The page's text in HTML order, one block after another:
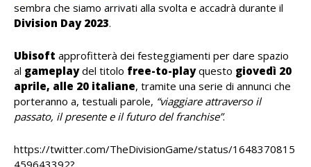
sembra che siamo arrivati alla svolta e accadrà durante il
Division Day 2023.
Ubisoft approfitterà dei festeggiamenti per dare spazio
al gameplaydel titolo free-to-playquesto giovedì 20
aprile, alle 20 italiane, tramite una serie di annunci che
porteranno a, testuali parole, “viaggiare attraverso il
passato, il presente e il futuro del franchise”.
https://twitter.com/TheDivisionGame/status/1648370815
459643392?